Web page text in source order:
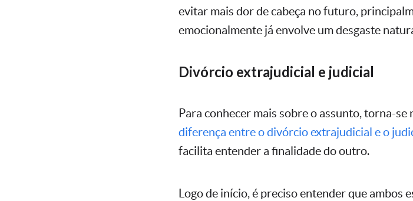
evitar mais dor de cabeça no futuro,
emocionalmente já envolve um desgaste
Divórcio extrajudicial e judicial
Para conhecer mais sobre o assunto, torna-
diferença entre o divórcio extrajudicial e o
facilita entender a finalidade do outro.
Logo de início, é preciso entender que ambos